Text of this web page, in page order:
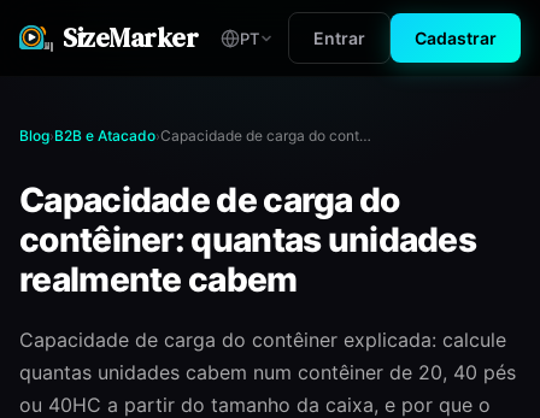
SizeMarker PT Entrar Cadastrar
Blog›B2B e Atacado› Capacidade de carga do contêiner: quantas unidades realmente cabem
Capacidade de carga do
contêiner: quantas unidades
realmente cabem
Capacidade de carga do contêiner explicada: calcule
quantas unidades cabem num contêiner de 20, 40 pés
ou 40HC a partir do tamanho da caixa, e por que o